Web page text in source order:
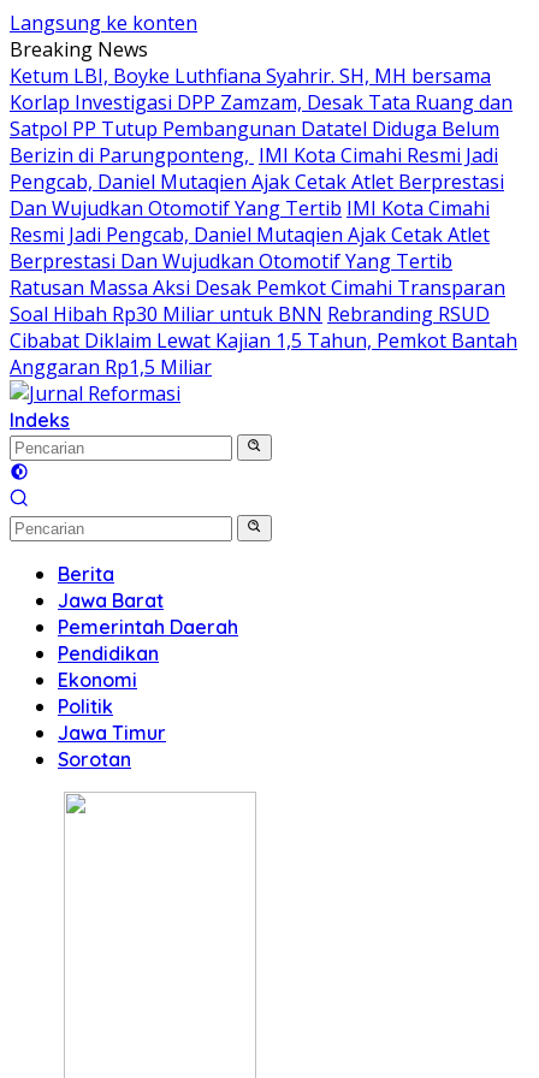
Langsung ke konten
Breaking News
Ketum LBI, Boyke Luthfiana Syahrir. SH, MH bersama
Korlap Investigasi DPP Zamzam, Desak Tata Ruang dan
Satpol PP Tutup Pembangunan Datatel Diduga Belum
Berizin di Parungponteng, IMI Kota Cimahi Resmi Jadi
Pengcab, Daniel Mutaqien Ajak Cetak Atlet Berprestasi
Dan Wujudkan Otomotif Yang Tertib IMI Kota Cimahi
Resmi Jadi Pengcab, Daniel Mutaqien Ajak Cetak Atlet
Berprestasi Dan Wujudkan Otomotif Yang Tertib
Ratusan Massa Aksi Desak Pemkot Cimahi Transparan
Soal Hibah Rp30 Miliar untuk BNN Rebranding RSUD
Cibabat Diklaim Lewat Kajian 1,5 Tahun, Pemkot Bantah
Anggaran Rp1,5 Miliar
Indeks
Berita
Jawa Barat
Pemerintah Daerah
Pendidikan
Ekonomi
Politik
Jawa Timur
Sorotan